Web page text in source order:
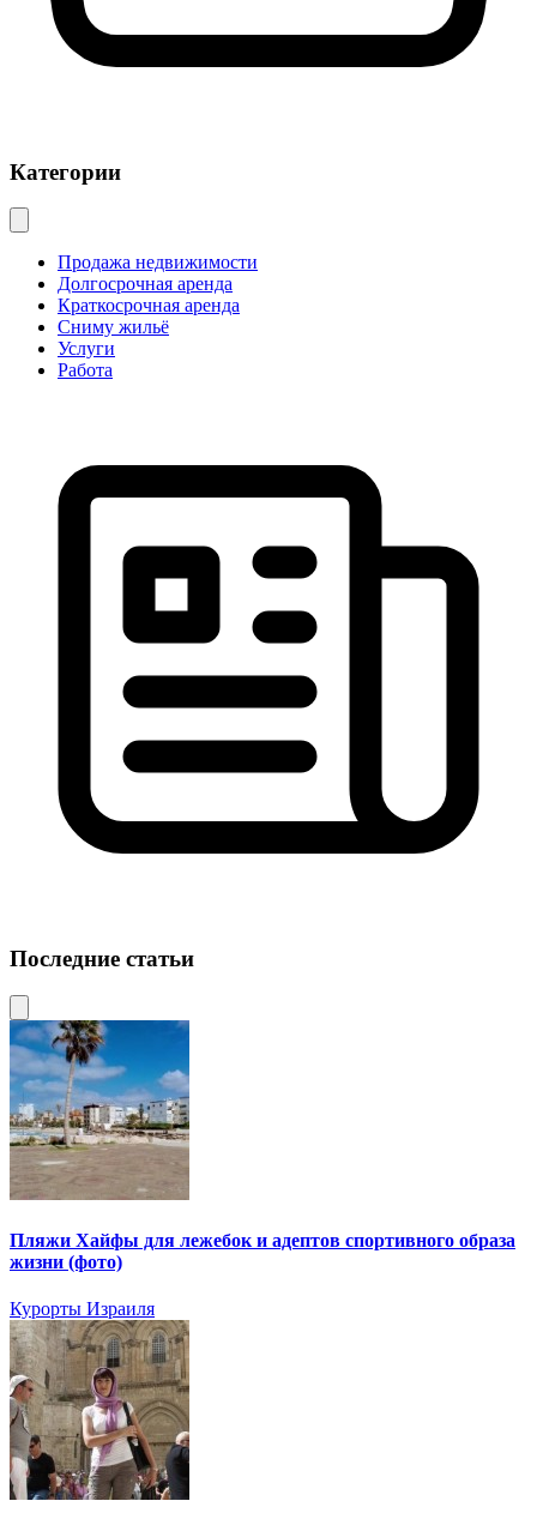
Категории
Продажа недвижимости
Долгосрочная аренда
Краткосрочная аренда
Сниму жильё
Услуги
Работа
Последние статьи
Пляжи Хайфы для лежебок и адептов спортивного образа
жизни (фото)
Курорты Израиля